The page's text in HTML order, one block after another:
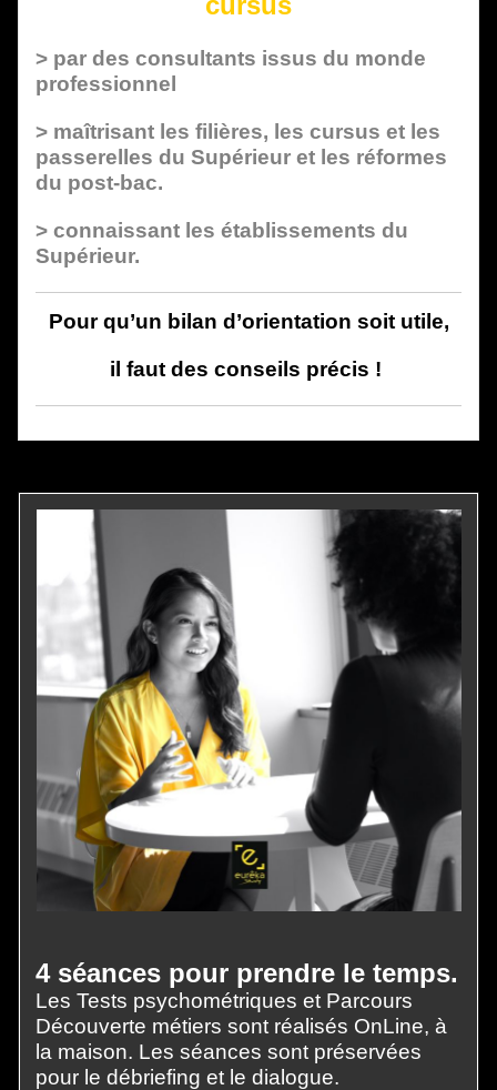
> par des consultants issus du monde
professionnel
> maîtrisant les filières, les cursus et les
passerelles du Supérieur et les réformes
du post-bac.
> connaissant les établissements du
Supérieur.
Pour qu’un bilan d’orientation soit utile,
il faut des conseils précis !
4 séances pour prendre le temps.
Les Tests psychométriques et Parcours
Découverte métiers sont réalisés OnLine, à
la maison. Les séances sont préservées
pour le débriefing et le dialogue.